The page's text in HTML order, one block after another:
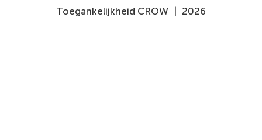
Toegankelijkheid CROW | 2026